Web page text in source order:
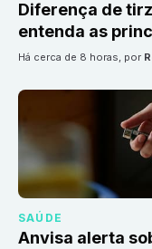
Diferença de
entenda as
há cerca de 8 horas, por
SAÚDE
Anvisa alerta